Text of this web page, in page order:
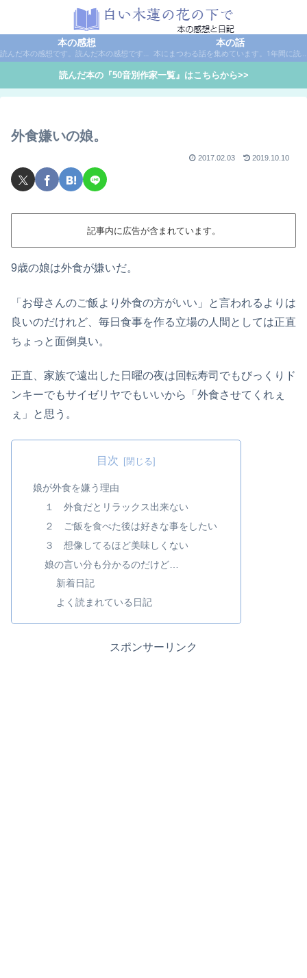
本の感想
読んだ本の感想です。読んだ本の感想です。本は作家名で50音別に分類しています。
本の話
本にまつわる話を集めています。1年間に読んだ本の総括や、本に関する話題など。
読んだ本の『50音別作家一覧』はこちらから>>
外食嫌いの娘。
2017.02.03 2019.10.10
記事内に広告が含まれています。
9歳の娘は外食が嫌いだ。
「お母さんのご飯より外食の方がいい」と言われるよりは
良いのだけれど、毎日食事を作る立場の人間としては正直
ちょっと面倒臭い。
正直、家族で遠出した日曜の夜は回転寿司でもびっくりド
ンキーでもサイゼリヤでもいいから「外食させてくれぇ
ぇ」と思う。
目次
娘が外食を嫌う理由
１ 外食だとリラックス出来ない
２ ご飯を食べた後は好きな事をしたい
３ 想像してるほど美味しくない
娘の言い分も分かるのだけど…
新着日記
よく読まれている日記
スポンサーリンク